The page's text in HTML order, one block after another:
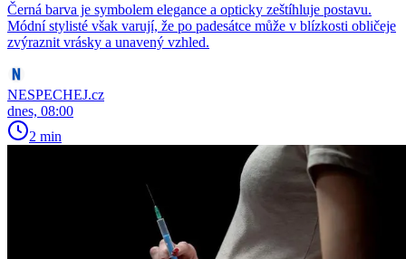
Černá barva je symbolem elegance a opticky zeštíhluje postavu.
Módní stylisté však varují, že po padesátce může v blízkosti obličeje
zvýraznit vrásky a unavený vzhled.
NESPECHEJ.cz
dnes, 08:00
2 min